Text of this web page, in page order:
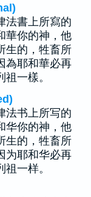
法書上所寫的
華你的神，他
生的，牲畜所
為耶和華必再
一樣。
法书上所写的
华你的神，他
生的，牲畜所
为耶和华必再
一样。